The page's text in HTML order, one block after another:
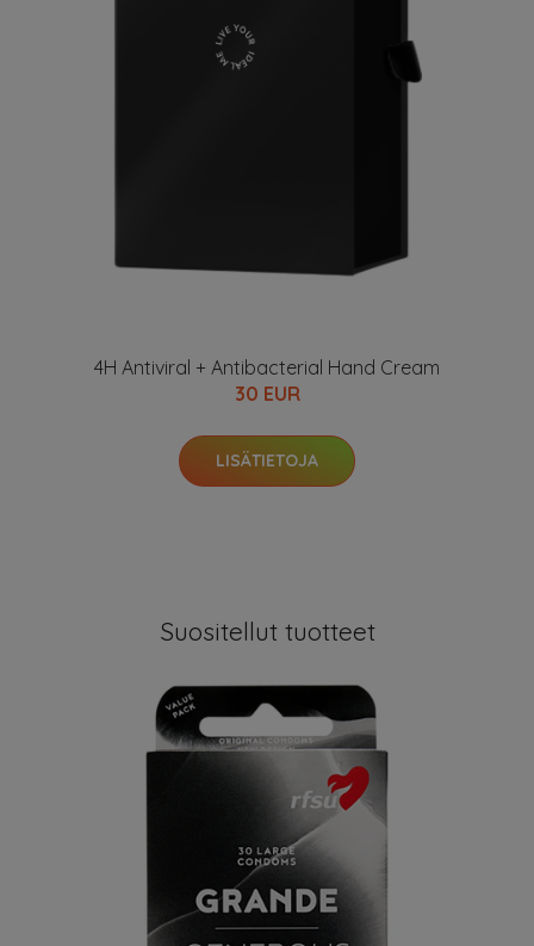
4H Antiviral + Antibacterial Hand Cream
30 EUR
LISÄTIETOJA
Suositellut tuotteet